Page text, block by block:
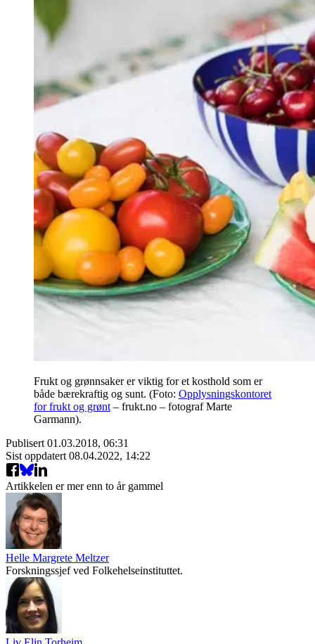
Frukt og grønnsaker er viktig for et kosthold som er
både bærekraftig og sunt. (Foto: Opplysningskontoret
for frukt og grønt – frukt.no – fotograf Marte
Garmann).
Publisert 01.03.2018, 06:31
Sist oppdatert 08.04.2022, 14:22
Artikkelen er mer enn to år gammel
Helle Margrete Meltzer
Forskningssjef ved Folkehelseinstituttet.